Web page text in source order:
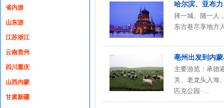
省内游
山东游
江苏浙江
云南贵州
四川重庆
山西内蒙
甘肃新疆
哈尔滨、亚布
择一城、随一人
东古巷尽享地方
亳州出发到内
主要游览：承德
关、老龙头入海
匹克公园··…